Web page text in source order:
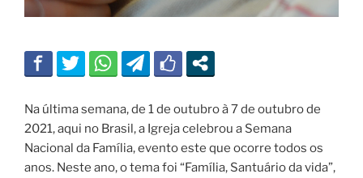
Na última semana, de 1 de outubro à 7 de outubro de
2021, aqui no Brasil, a Igreja celebrou a Semana
Nacional da Família, evento este que ocorre todos os
anos. Neste ano, o tema foi “Família, Santuário da vida”,